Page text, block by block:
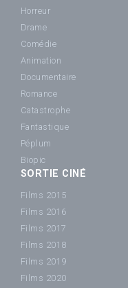
Horreur
Drame
Comédie
Animation
Documentaire
Romance
Catastrophe
Fantastique
Péplum
Biopic
SORTIE CINÉ
Films 2015
Films 2016
Films 2017
Films 2018
Films 2019
Films 2020